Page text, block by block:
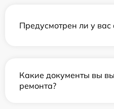
Предусмотрен ли у
Какие документы вы
ремонта?